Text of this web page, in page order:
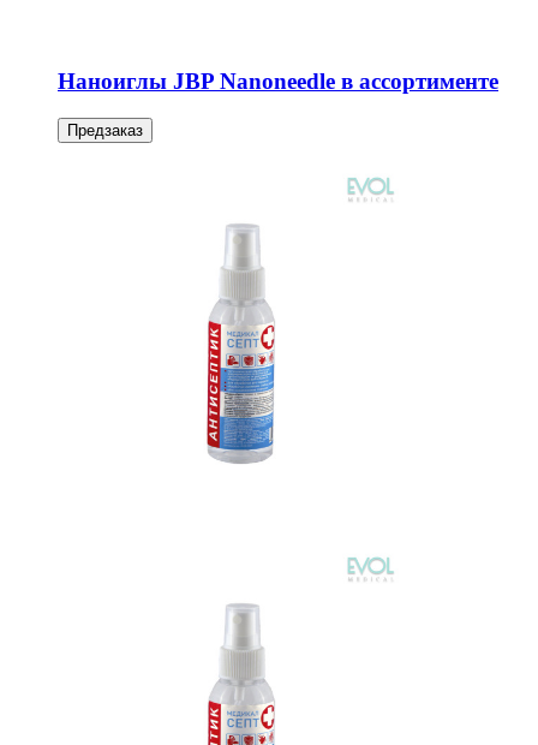
Наноиглы JBP Nanoneedle в ассортименте
Предзаказ